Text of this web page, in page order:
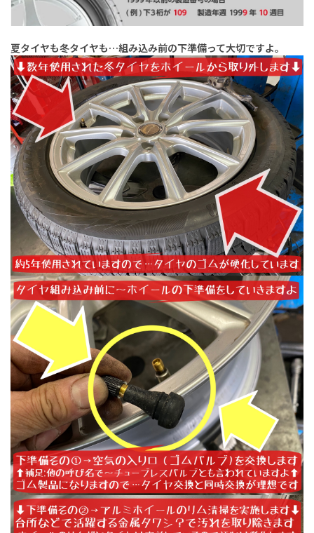
夏タイヤも冬タイヤも…組み込み前の下準備って大切ですよ。